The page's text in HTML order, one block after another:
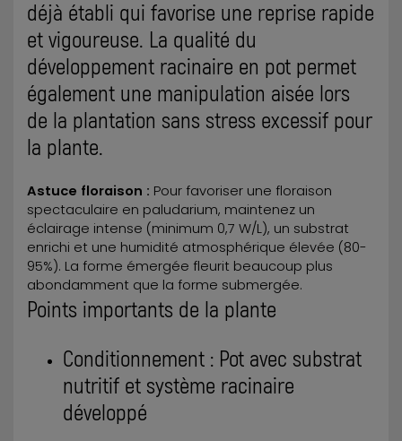
déjà établi qui favorise une reprise rapide
et vigoureuse. La qualité du
développement racinaire en pot permet
également une manipulation aisée lors
de la plantation sans stress excessif pour
la plante.
Astuce floraison : Pour favoriser une floraison
spectaculaire en paludarium, maintenez un
éclairage intense (minimum 0,7 W/L), un substrat
enrichi et une humidité atmosphérique élevée (80-
95%). La forme émergée fleurit beaucoup plus
abondamment que la forme submergée.
Points importants de la plante
Conditionnement : Pot avec substrat
nutritif et système racinaire
développé